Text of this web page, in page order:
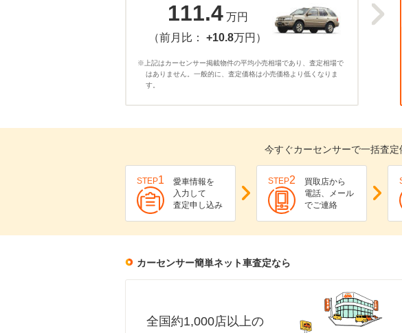
111.4 万円
（前月比： +10.8万円）
※上記はカーセンサー掲載物件の平均小売相場であり、査定相場で
はありません。一般的に、査定価格は小売価格より低くなりま
す。
今すぐカーセンサーで一括査
STEP1
愛車情報を
入力して
査定申し込み
STEP2
買取店から
電話、メール
でご連絡
カーセンサー簡単ネット車査定なら
全国約1,000店以上の